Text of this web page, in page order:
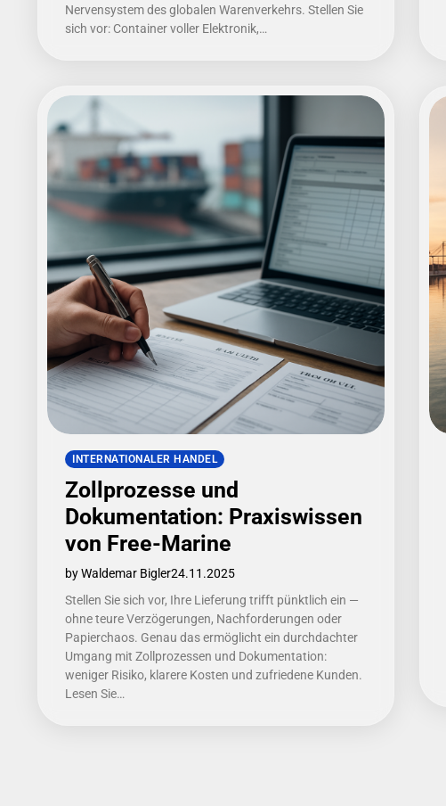
Nervensystem des globalen Warenverkehrs. Stellen Sie
sich vor: Container voller Elektronik,…
INTERNATIONALER HANDEL
Zollprozesse und
Dokumentation: Praxiswissen
von Free-Marine
by Waldemar Bigler24.11.2025
Stellen Sie sich vor, Ihre Lieferung trifft pünktlich ein —
ohne teure Verzögerungen, Nachforderungen oder
Papierchaos. Genau das ermöglicht ein durchdachter
Umgang mit Zollprozessen und Dokumentation:
weniger Risiko, klarere Kosten und zufriedene Kunden.
Lesen Sie…